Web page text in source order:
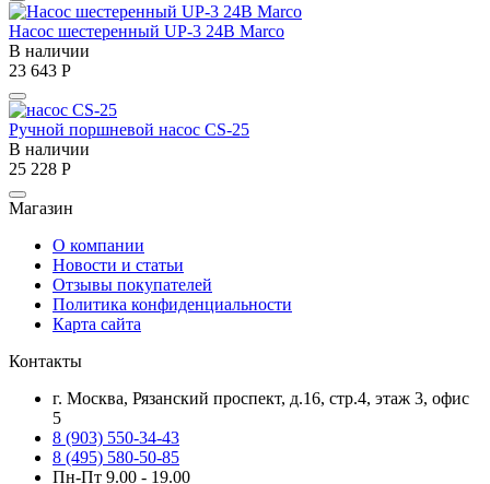
Насос шестеренный UP-3 24В Marco
В наличии
23 643 Р
Ручной поршневой насос CS-25
В наличии
25 228 Р
Магазин
О компании
Новости и статьи
Отзывы покупателей
Политика конфиденциальности
Карта сайта
Контакты
г. Москва, Рязанский проспект, д.16, стр.4, этаж 3, офис
5
8 (903) 550-34-43
8 (495) 580-50-85
Пн-Пт 9.00 - 19.00